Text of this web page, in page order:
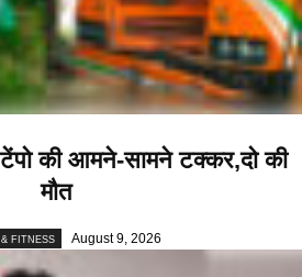
की आमने-सामने टक्कर,दो की
मौत
FITNESS August 9, 2026